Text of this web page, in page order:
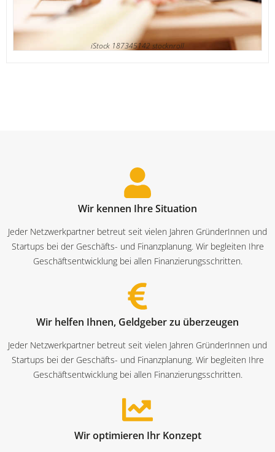
iStock 187345142 stocknroll
Wir kennen Ihre Situation
Jeder Netzwerkpartner betreut seit vielen Jahren GründerInnen und
Startups bei der Geschäfts- und Finanzplanung. Wir begleiten Ihre
Geschäftsentwicklung bei allen Finanzierungsschritten.
Wir helfen Ihnen, Geldgeber zu überzeugen
Jeder Netzwerkpartner betreut seit vielen Jahren GründerInnen und
Startups bei der Geschäfts- und Finanzplanung. Wir begleiten Ihre
Geschäftsentwicklung bei allen Finanzierungsschritten.
Wir optimieren Ihr Konzept